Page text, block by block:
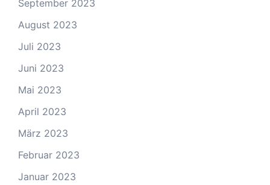
September 2023
August 2023
Juli 2023
Juni 2023
Mai 2023
April 2023
März 2023
Februar 2023
Januar 2023